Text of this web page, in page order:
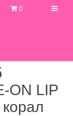
0
ON LIP